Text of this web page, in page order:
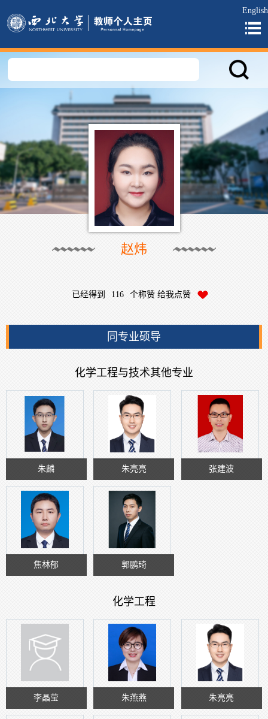
English
赵炜
已经得到 116 个称赞 给我点赞
同专业硕导
化学工程与技术其他专业
朱麟 朱亮亮 张建波
焦林郁 郭鹏琦
化学工程
李晶莹 朱燕燕 朱亮亮